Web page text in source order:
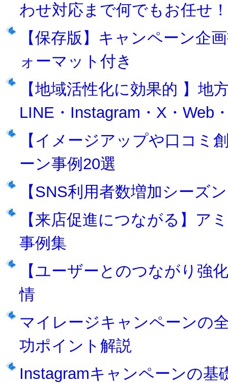
わせ対応まで何でもお任せ！
【保存版】キャンペーン企
ォーマット付き
【地域活性化に効果的 】地
LINE・Instagram・X・Web
【イメージアップや口コミ
ーン事例20選
【SNS利用者数増加シーズ
【来店促進につながる】ア
事例集
【ユーザーとのつながり強
情
マイレージキャンペーンの
功ポイント解説
Instagramキャンペーンの